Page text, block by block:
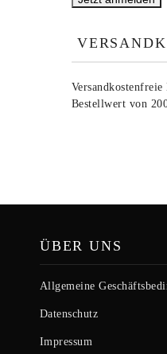
Bestellwert von
ÜBER UNS
Allgemeine
Datenschutz
Impressum